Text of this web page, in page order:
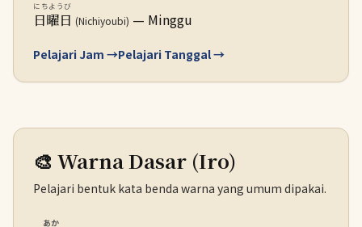
日曜日
にちようび
(Nichiyoubi) — Minggu
Pelajari Jam →Pelajari Tanggal →
🎨 Warna Dasar (Iro)
Pelajari bentuk kata benda warna yang umum dipakai.
あか